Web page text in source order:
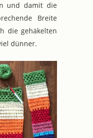
und damit die
Breite
die gehäkelten
dünner.